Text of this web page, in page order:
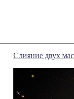
Слияние двух